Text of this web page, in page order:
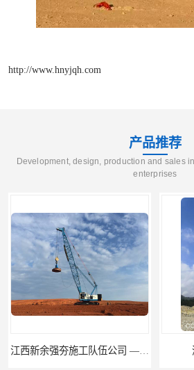
http://www.hnyjqh.com
产品推荐
Development, design, production and sales
enterprises